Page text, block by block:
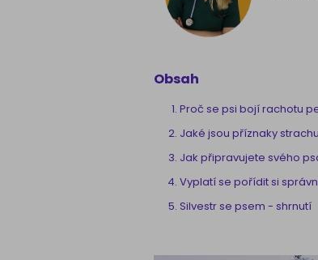
Obsah
Proč se psi bojí rachotu
Jaké jsou příznaky
Jak připravujete svého
Vyplatí se pořídit si
Silvestr se psem - shrnutí